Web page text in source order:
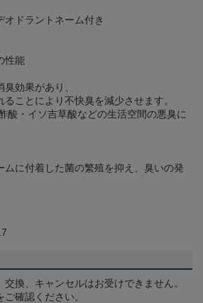
ドラントネーム付き
性能
効果があり、
ことにより不快臭を減少させます。
酸・イソ吉草酸などの生活空間の悪臭に
ムに付着した菌の繁殖を抑え、臭いの発
換、キャンセルはお受けできません。
ご確認ください。